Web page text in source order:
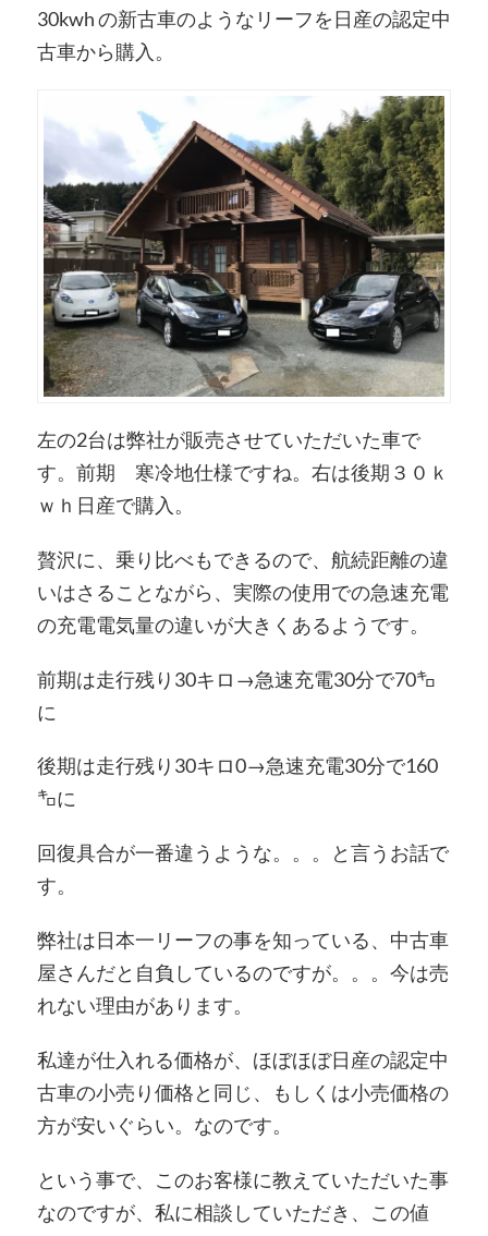
30kwh の新古車のようなリーフを日産の認定中
古車から購入。
左の2台は弊社が販売させていただいた車で
す。前期 寒冷地仕様ですね。右は後期３０ｋ
ｗｈ日産で購入。
贅沢に、乗り比べもできるので、航続距離の違
いはさることながら、実際の使用での急速充電
の充電電気量の違いが大きくあるようです。
前期は走行残り30キロ→急速充電30分で70㌔
に
後期は走行残り30キロ0→急速充電30分で160
㌔に
回復具合が一番違うような。。。と言うお話で
す。
弊社は日本一リーフの事を知っている、中古車
屋さんだと自負しているのですが。。。今は売
れない理由があります。
私達が仕入れる価格が、ほぼほぼ日産の認定中
古車の小売り価格と同じ、もしくは小売価格の
方が安いぐらい。なのです。
という事で、このお客様に教えていただいた事
なのですが、私に相談していただき、この値